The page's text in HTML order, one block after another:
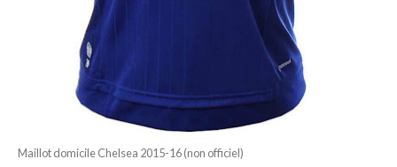
Maillot domicile Chelsea 2015-16 (non officiel)